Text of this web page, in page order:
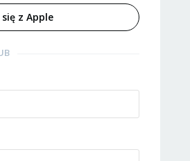
z Apple